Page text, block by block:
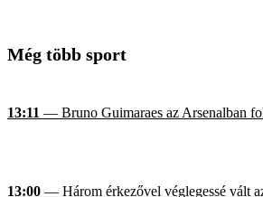
Még több sport
13:11 — Bruno Guimaraes az Arsenalban
13:00 — Három érkezővel véglegessé vált